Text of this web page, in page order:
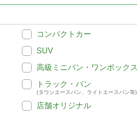
コンパクトカー
SUV
高級ミニバン・ワンボックス
トラック・バン
(タウンエースバン、ライトエースバン等)
店舗オリジナル